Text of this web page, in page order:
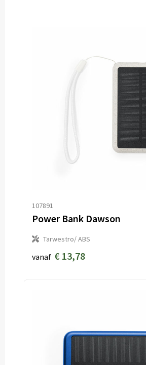
107891
Power Bank Dawson
Tarwestro/ ABS
vanaf € 13,78